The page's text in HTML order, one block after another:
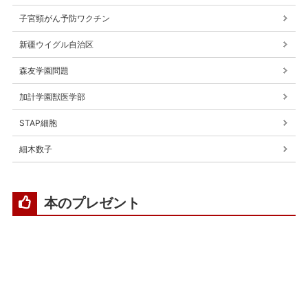
子宮頸がん予防ワクチン
新疆ウイグル自治区
森友学園問題
加計学園獣医学部
STAP細胞
細木数子
本のプレゼント